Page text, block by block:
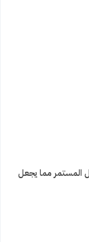
المستمر مما يجعل